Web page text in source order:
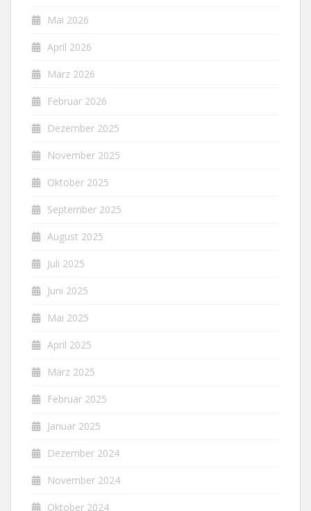
Mai 2026
April 2026
März 2026
Februar 2026
Dezember 2025
November 2025
Oktober 2025
September 2025
August 2025
Juli 2025
Juni 2025
Mai 2025
April 2025
März 2025
Februar 2025
Januar 2025
Dezember 2024
November 2024
Oktober 2024